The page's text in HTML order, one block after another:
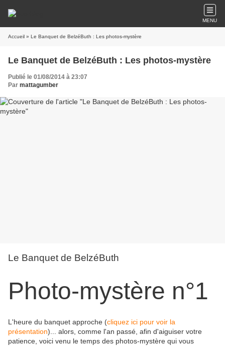
MENU
Accueil » Le Banquet de BelzéButh : Les photos-mystère
Le Banquet de BelzéButh : Les photos-mystère
Publié le 01/08/2014 à 23:07
Par mattagumber
Le Banquet de BelzéButh
Photo-mystère n°1
L'heure du banquet approche (cliquez ici pour voir la
présentation)... alors, comme l'an passé, afin d'aiguiser votre
patience, voici venu le temps des photos-mystère qui vous